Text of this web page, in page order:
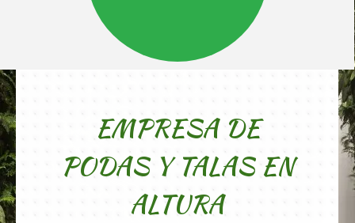
EMPRESA DE
PODAS Y TALAS EN
ALTURA